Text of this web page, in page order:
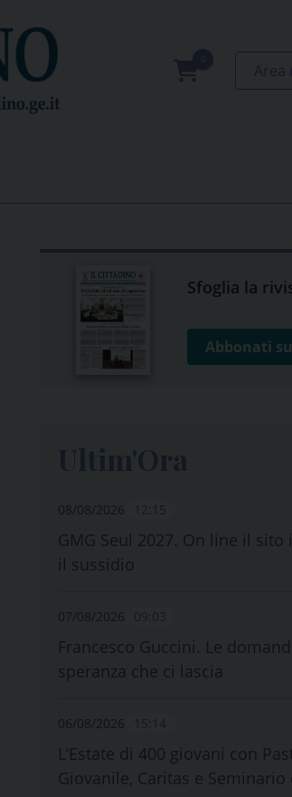
Sfoglia la
Abbonati
08/08/2026
GMG Seul 2027. On line il sito
il sussidio
07/08/2026
Francesco Guccini. Le
speranza che ci lascia
06/08/2026
L’Estate di 400 giovani con
Giovanile, Caritas e Seminario